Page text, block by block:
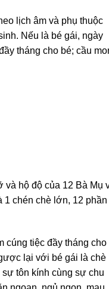
lịch âm và phụ thuộc
Nếu là bé gái, ngày
tháng cho bé; cầu
và hộ độ của 12 Bà Mụ
1 chén chè lớn, 12 phần
cúng tiệc đầy tháng cho
lại với bé gái là chè
tôn kính cùng sự chu